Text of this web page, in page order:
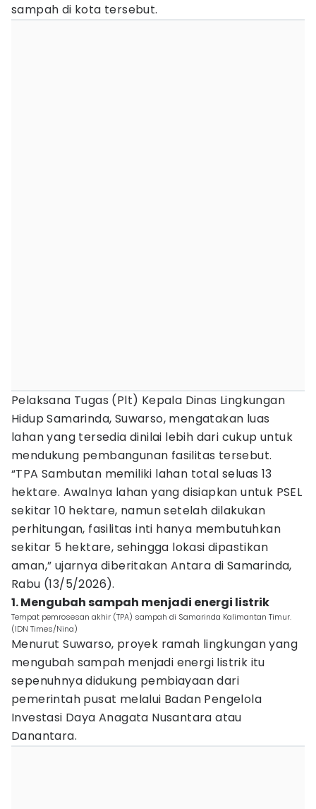
sampah di kota tersebut.
Pelaksana Tugas (Plt) Kepala Dinas Lingkungan
Hidup Samarinda, Suwarso, mengatakan luas
lahan yang tersedia dinilai lebih dari cukup untuk
mendukung pembangunan fasilitas tersebut.
“TPA Sambutan memiliki lahan total seluas 13
hektare. Awalnya lahan yang disiapkan untuk PSEL
sekitar 10 hektare, namun setelah dilakukan
perhitungan, fasilitas inti hanya membutuhkan
sekitar 5 hektare, sehingga lokasi dipastikan
aman,” ujarnya diberitakan Antara di Samarinda,
Rabu (13/5/2026).
1. Mengubah sampah menjadi energi listrik
Tempat pemrosesan akhir (TPA) sampah di Samarinda Kalimantan Timur.
(IDN Times/Nina)
Menurut Suwarso, proyek ramah lingkungan yang
mengubah sampah menjadi energi listrik itu
sepenuhnya didukung pembiayaan dari
pemerintah pusat melalui Badan Pengelola
Investasi Daya Anagata Nusantara atau
Danantara.